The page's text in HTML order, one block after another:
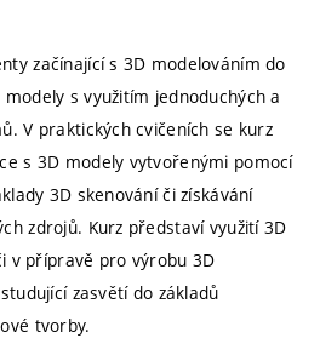
začínající s 3D modelováním do
s využitím jednoduchých a
V praktických cvičeních se kurz
s 3D modely vytvořenými pomocí
3D skenování či získávání
zdrojů. Kurz představí využití 3D
v přípravě pro výrobu 3D
zasvětí do základů
tvorby.